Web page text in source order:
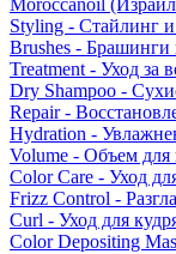
Moroccanoil
Styling - Стайлинг и
Brushes - Брашинги
Treatment - Уход за
Dry Shampoo -
Repair -
Hydration -
Volume - Объем для
Color Care - Уход
Frizz Control -
Curl - Уход для
Color Depositing